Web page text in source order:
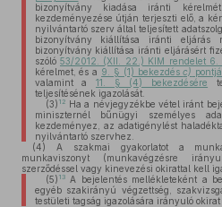
bizonyítvány kiadása iránti
kezdeményezése útján terjeszti elő, a
nyilvántartó szerv által teljesített
bizonyítvány kiállítása iránti eljárás
bizonyítvány kiállítása iránti eljárásért
szóló 53/2012. (XII. 22.) KIM rendelet 6.
kérelmet, és a 9. § (1) bekezdésc)
valamint a 11. § (4) bekezdésére
teljesítésének igazolását.
(3) 12 Ha a névjegyzékbe vétel iránt
miniszternél bűnügyi személyes
kezdeményez, az adatigénylést
nyilvántartó szervhez.
(4) A szakmai gyakorlatot a
munkaviszonyt (munkavégzésre
szerződéssel vagy kinevezési okirattal kell
(5) 13A bejelentés mellékleteként a
egyéb szakirányú végzettség,
testületi tagság igazolására irányuló okirat